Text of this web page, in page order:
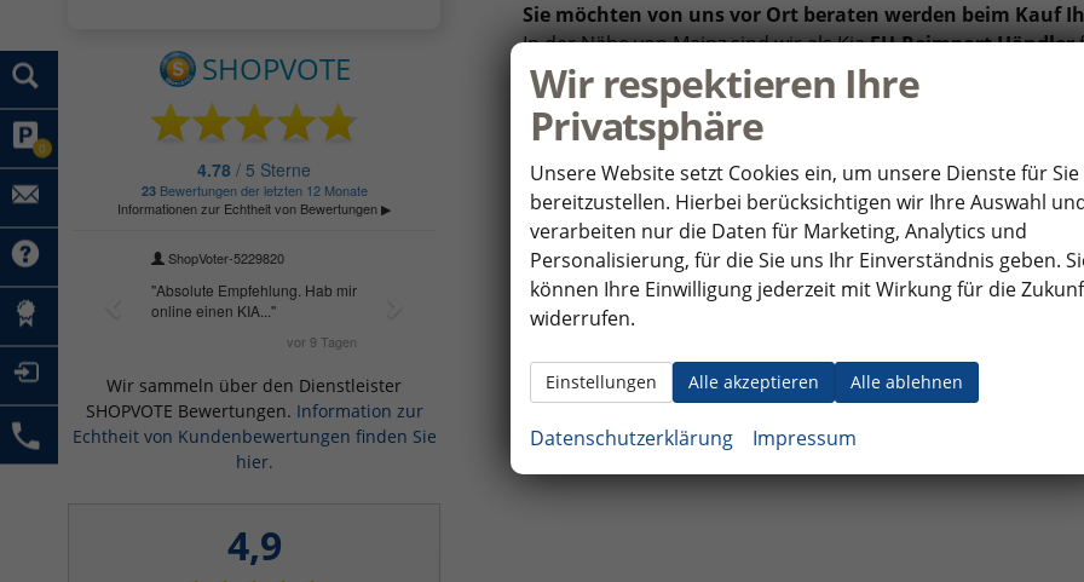
0
Sie möchten von uns vor Ort beraten werden beim Kauf
In der Nähe von Mainz sind wir als KiaEU-Reimport Händler
Wiesbaden, Darmstadt, Mannheim, Heidelberg,
sich in 5 Minuten Laufweite, erreichen Sie uns bequem um
aber auch gerne Ihren KIA CEED SPORTSWAGON Reimport
Wir sammeln über den Dienstleister
SHOPVOTE Bewertungen. Information zur
Echtheit von Kundenbewertungen finden Sie
hier.
4,9
Wir respektieren Ihre
Privatsphäre
Unsere Website setzt Cookies ein, um unsere Dienste für Sie
bereitzustellen. Hierbei berücksichtigen wir Ihre Auswahl
verarbeiten nur die Daten für Marketing, Analytics und
Personalisierung, für die Sie uns Ihr Einverständnis geben.
können Ihre Einwilligung jederzeit mit Wirkung für die
widerrufen.
Alle akzeptieren Alle ablehnen
Einstellungen
Datenschutzerklärung Impressum